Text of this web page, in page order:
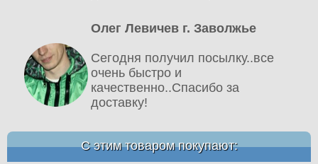
Олег Левичев г. Заволжье
Сегодня получил посылку..все
очень быстро и
качественно..Спасибо за
доставку!
С этим товаром покупают: